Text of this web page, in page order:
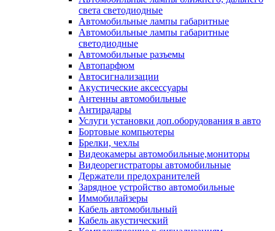
света светодиодные
Автомобильные лампы габаритные
Автомобильные лампы габаритные
светодиодные
Автомобильные разъемы
Автопарфюм
Автосигнализации
Акустические аксессуары
Антенны автомобильные
Антирадары
Услуги установки доп.оборудования в авто
Бортовые компьютеры
Брелки, чехлы
Видеокамеры автомобильные,мониторы
Видеорегистраторы автомобильные
Держатели предохранителей
Зарядное устройство автомобильные
Иммобилайзеры
Кабель автомобильный
Кабель акустический